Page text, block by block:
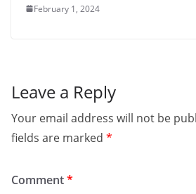
February 1, 2024
Leave a Reply
Your email address will not be
fields are marked *
Comment*